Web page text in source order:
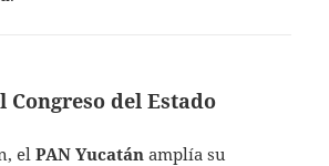
Congreso del Estado
elPAN Yucatán amplía su